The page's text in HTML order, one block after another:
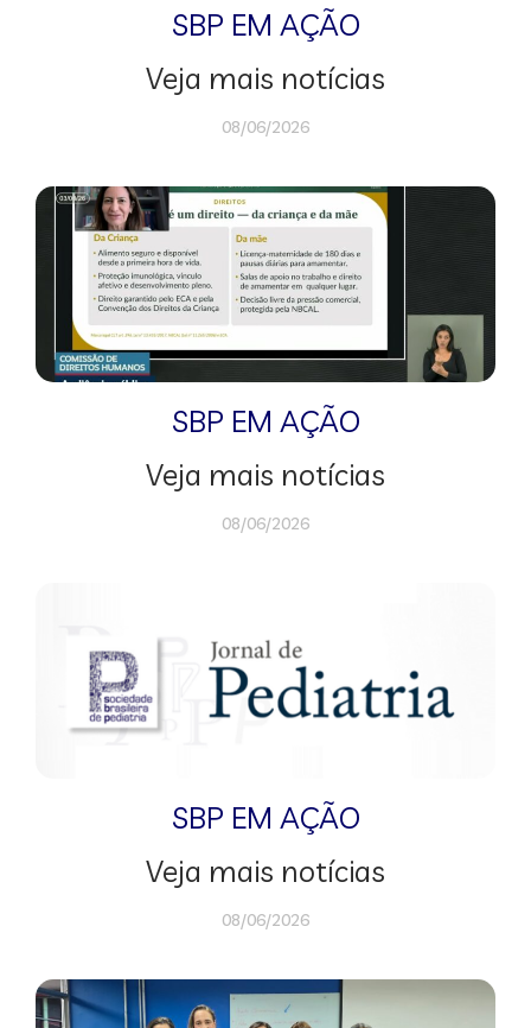
SBP EM AÇÃO
Veja mais notícias
08/06/2026
SBP EM AÇÃO
Veja mais notícias
08/06/2026
SBP EM AÇÃO
Veja mais notícias
08/06/2026